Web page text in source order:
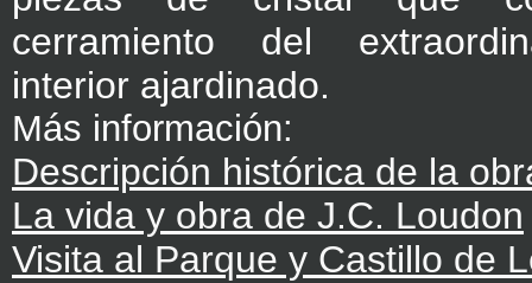
cerramiento del
interior ajardinado.
Más información:
Descripción histórica de la
La vida y obra de J.C. Loudon
Visita al Parque y Castillo de